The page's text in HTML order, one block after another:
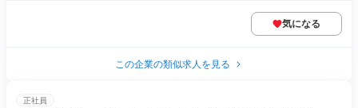
気になる
この企業の類似求人を見る
正社員